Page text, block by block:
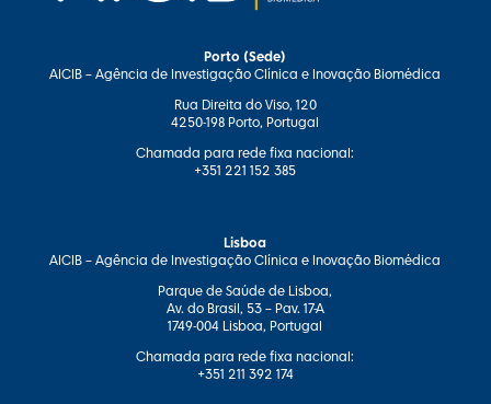
Porto (Sede)
AICIB – Agência de Investigação Clínica e Inovação Biomédica
Rua Direita do Viso, 120
4250-198 Porto, Portugal
Chamada para rede fixa nacional:
+351 221 152 385
Lisboa
AICIB – Agência de Investigação Clínica e Inovação Biomédica
Parque de Saúde de Lisboa,
Av. do Brasil, 53 – Pav. 17-A
1749-004 Lisboa, Portugal
Chamada para rede fixa nacional:
+351 211 392 174